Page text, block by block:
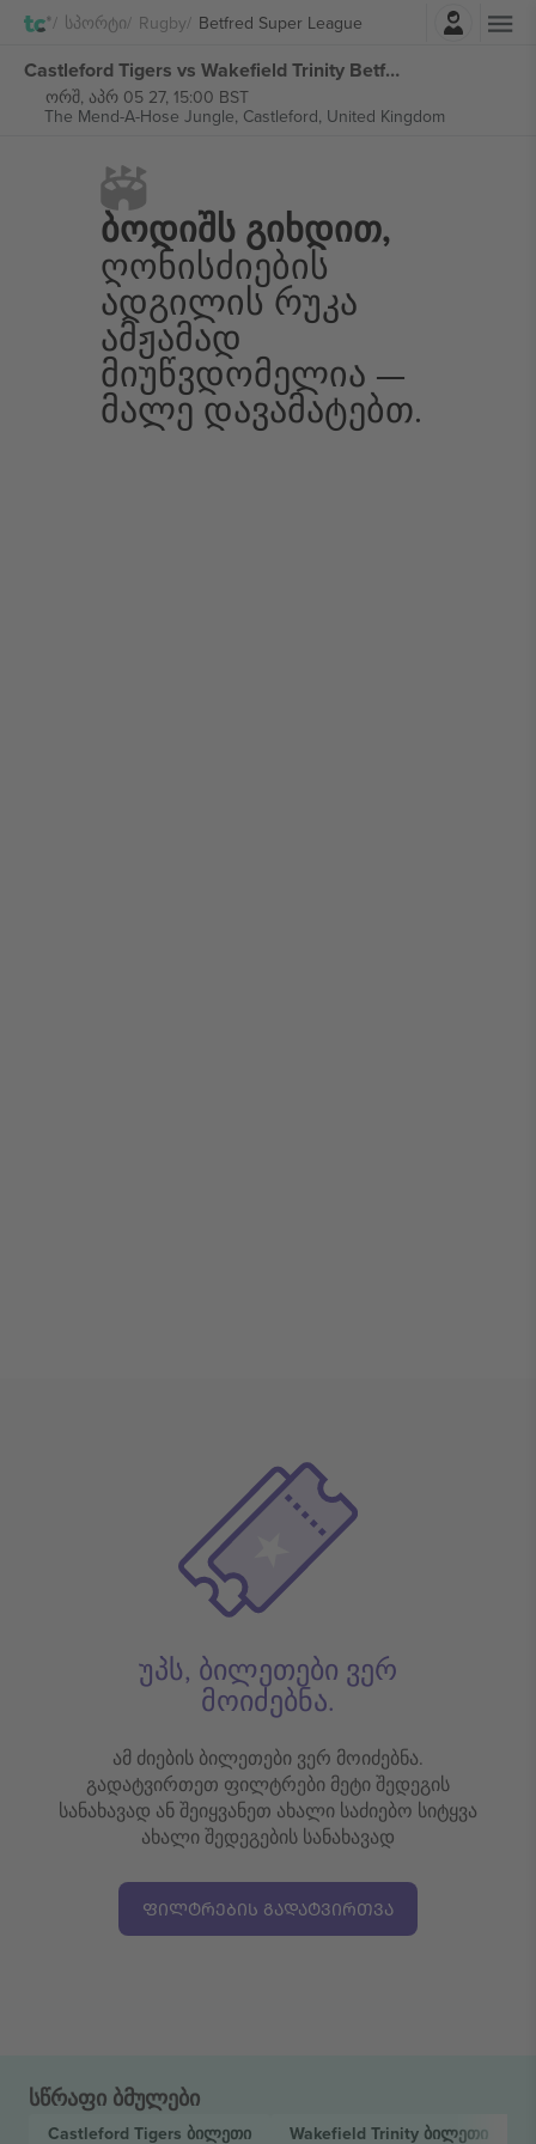
Სპორტი Rugby Betfred Super League
შესვლა
Castleford Tigers vs Wakefield Trinity Betfred Super League ბილეთი
ორშ, აპრ 05 27, 15:00 BST
The Mend-A-Hose Jungle, Castleford, United Kingdom
Ბოდიშს Გიხდით,
Ღონისძიების
Ადგილის Რუკა
Ამჟამად
Მიუწვდომელია —
Მალე Დავამატებთ.
უპს, ბილეთები ვერ
მოიძებნა.
ამ ძიების ბილეთები ვერ მოიძებნა.
გადატვირთეთ ფილტრები მეტი შედეგის
სანახავად ან შეიყვანეთ ახალი საძიებო სიტყვა
ახალი შედეგების სანახავად
ᲤᲘᲚᲢᲠᲔᲑᲘᲡ ᲒᲐᲓᲐᲢᲕᲘᲠᲗᲕᲐ
სწრაფი ბმულები
Castleford Tigers ბილეთი Wakefield Trinity ბილეთი